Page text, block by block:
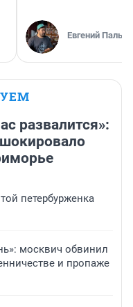
Евгений
развалится»:
петербурженка
москвич обвинил
и пропаже